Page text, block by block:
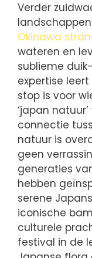
Verder
Okinawa
wateren en
sublieme
expertise
stop is voor
‘japan
connectie
natuur is
geen
generaties
hebben
serene
iconische
culturele
festival in de